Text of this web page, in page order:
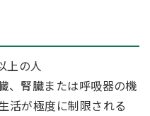
上の人
、腎臓または呼吸器の機
活が極度に制限される